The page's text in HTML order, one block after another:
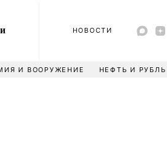
НОВОСТИ
И ВООРУЖЕНИЕ НЕФТЬ И РУБЛЬ